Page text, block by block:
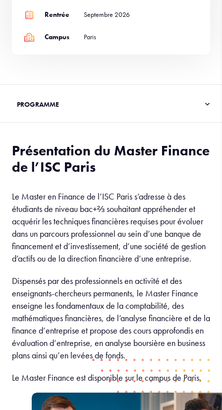
Rentrée Septembre 2026
Campus Paris
Présentation du Master Finance
de l’ISC Paris
Le Master en Finance de l’ISC Paris s’adresse à des
étudiants de niveau bac+⅔ souhaitant appréhender et
acquérir les techniques financières requises pour évoluer
dans un parcours professionnel au sein d’une banque de
financement et d’investissement, d’une société de gestion
d’actifs ou de la direction financière d’une entreprise.
Dispensés par des professionnels en activité et des
enseignants-chercheurs permanents, le Master Finance
enseigne les fondamentaux de la comptabilité, des
mathématiques financières, de l’analyse financière et de la
finance d’entreprise et propose des cours approfondis en
évaluation d’entreprise, en analyse boursière en business
plans ainsi qu’en levées de fonds.
Le Master Finance est disponible sur le campus de Paris.